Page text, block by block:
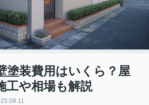
塗装費用はいくら？屋
工や相場も解説